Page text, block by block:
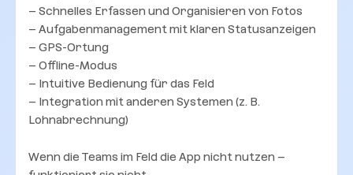
– Schnelles Erfassen und Organisieren von Fotos
– Aufgabenmanagement mit klaren Statusanzeigen
– GPS-Ortung
– Offline-Modus
– Intuitive Bedienung für das Feld
– Integration mit anderen Systemen (z. B.
Lohnabrechnung)
Wenn die Teams im Feld die App nicht nutzen –